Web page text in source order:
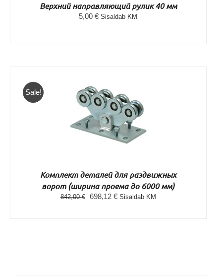
Верхний направляющий рулик 40 мм
5,00€ Sisaldab KM
Sale!
Комплект деталей для раздвижных
ворот (ширина проема до 6000 мм)
842,00€
Первоначальная
698,12 €Текущая
Sisaldab KM